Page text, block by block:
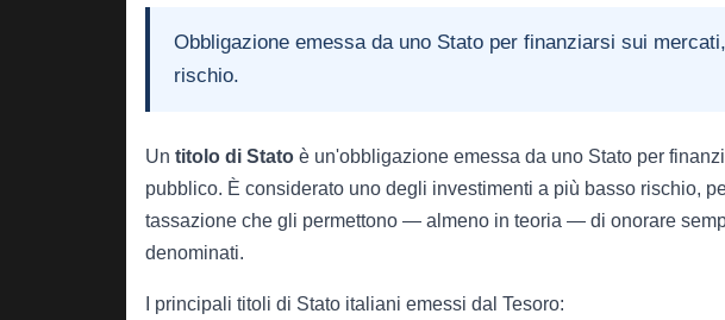
Obbligazione emessa da uno Stato per finanziarsi sui
rischio.
Un titolo di Stato è un'obbligazione emessa da uno Stato per
pubblico. È considerato uno degli investimenti a più basso rischio,
tassazione che gli permettono — almeno in teoria — di onorare
denominati.
I principali titoli di Stato italiani emessi dal Tesoro: